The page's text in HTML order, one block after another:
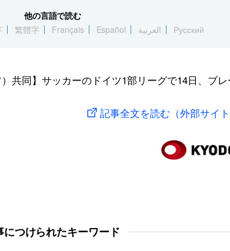
他の言語で読む
繁體字 Français Español العربية Русский
共同】サッカーのドイツ1部リーグで14日、ブレ
記事全文を読む（外部サイト
につけられたキーワード